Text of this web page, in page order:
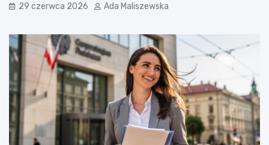
29 czerwca 2026 Ada Maliszewska